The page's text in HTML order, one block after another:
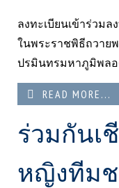
ลงทะเบียนเข้าร่วม
ในพระราชพิธีถวาย
ปรมินทรมหาภูมิพล
READ MORE...
ร่วมกันเ
หญิงทีมช